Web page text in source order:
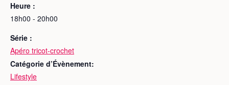
Heure :
18h00 - 20h00
Série :
Apéro tricot-crochet
Catégorie d’Évènement:
Lifestyle